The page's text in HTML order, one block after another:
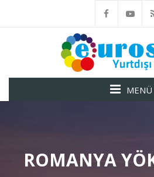
MENÜ
ROMANYA